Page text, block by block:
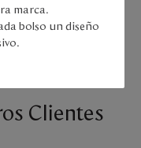
Clientes
marca.
bolso un diseño